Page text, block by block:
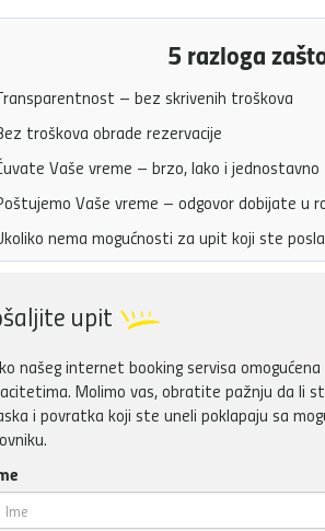
5 razloga
– bez skrivenih troškova
troškova obrade rezervacije
Vaše vreme – brzo, lako i jednostavno
Vaše vreme – odgovor dobijate u
nema mogućnosti za upit koji ste
upit
našeg internet booking servisa
Molimo vas, obratite pažnju da li
i povratka koji ste uneli poklapaju sa